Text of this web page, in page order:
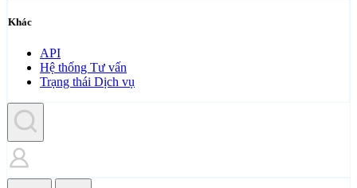
Khác
API
Hệ thống Tư vấn
Trạng thái Dịch vụ